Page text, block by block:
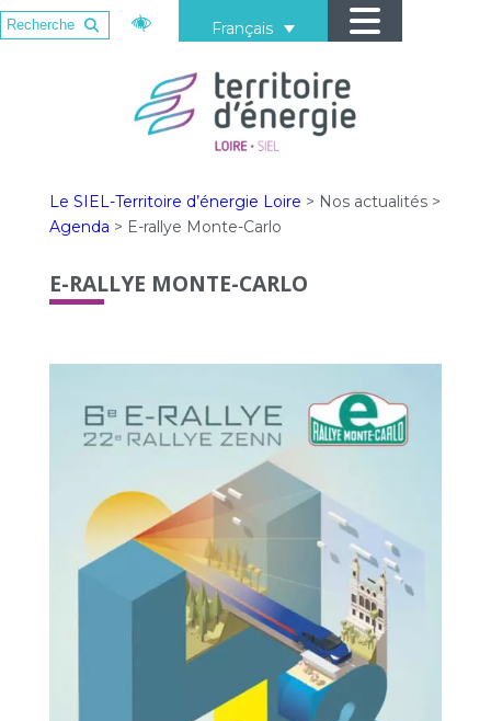
Français
Le SIEL-Territoire d’énergie Loire > Nos actualités>
Agenda > E-rallye Monte-Carlo
E-RALLYE MONTE-CARLO